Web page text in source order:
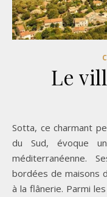
Le
Sotta, ce charmant petit village niché au cœur de la Corse
du Sud, évoque
méditerranéenne.
bordées de maisons
à la flânerie. Parmi